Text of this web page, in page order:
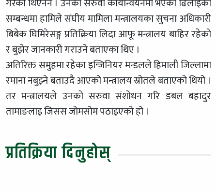
सम्बन्धमा हामिले संघीय मामिला मन्त्रालयका सुचना अधिकारी
बिबेक घिमिरेसङ्ग प्रतिक्रिया लिदा आफू मन्त्रालय बाहिर रहेको
र बुझेर जानकारी गराउने बताएका थिए ।
अतिरिक्त समुहमा रहेका इन्जिनियर मन्डलले हिमाली जिल्लामा
रमाना नबुझ्ने बताउदै आएको मन्त्रालय स्रोतले बताएको थियो ।
तर मन्त्रालयले उनको सरुवा संशोधन गरि डबल बहादुर
तामाङलाइ जिसस जोमसोम पठाइएको हो ।
प्रतिक्रिया दिनुहोस्